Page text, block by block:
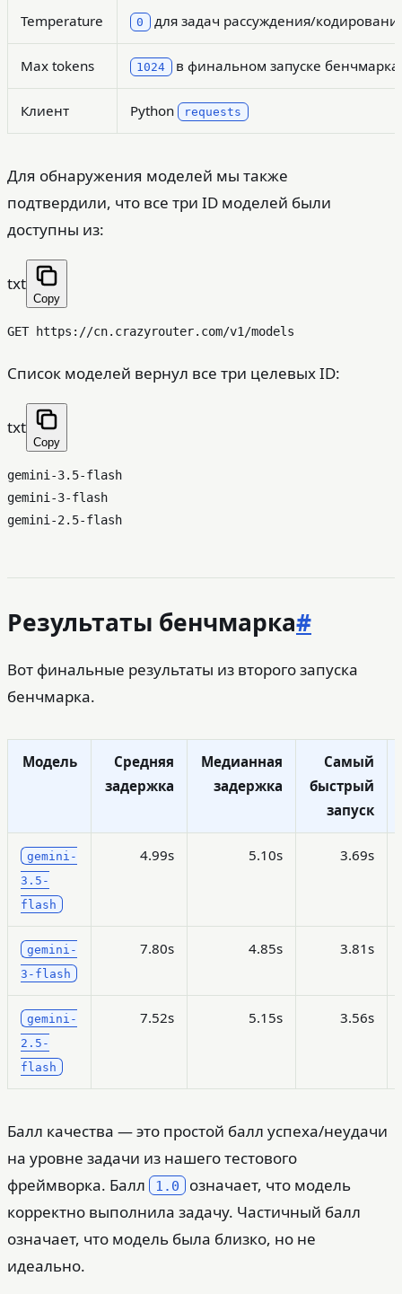
Temperature 0 для задач рассуждения/
Max tokens 1024 в финальном запуске бенчмарка
Клиент Python requests
Для обнаружения моделей мы также
подтвердили, что все три ID моделей были
доступны из:
txt
Copy
Список моделей вернул все три целевых ID:
txt
Copy
gemini-3.5-flash
gemini-3-flash
Результаты бенчмарка#
Вот финальные результаты из второго запуска
бенчмарка.
Модель
Средняя
задержка
Медианная
задержка
Самый
быстрый
запуск
gemini-
3.5-
flash
4.99s 5.10s 3.69s
gemini-
3-flash
7.80s 4.85s 3.81s
gemini-
2.5-
flash
7.52s 5.15s 3.56s
Балл качества — это простой балл успеха/неудачи
на уровне задачи из нашего тестового
фреймворка. Балл
1.0
означает, что модель
корректно выполнила задачу. Частичный балл
означает, что модель была близко, но не
идеально.